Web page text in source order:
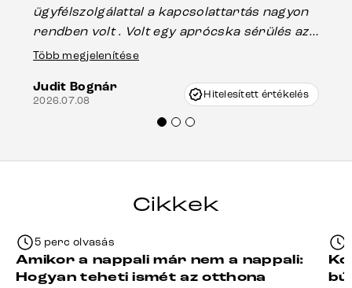
ügyfélszolgálattal a kapcsolattartás nagyon
rendben volt . Volt egy aprócska sérülés az
asztal talpánál, ami szállításkor
nagyon korrekten jártak el az ügyemben.
Mindenkinek ajánlani tudom a Delife
Több megjelenítése
Judit Bognár
2026.07.08 Hitelesített értékelés
Cikkek
5 perc olvasás
Amikor a nappali már nem a nappali:
Hogyan teheti ismét az otthona